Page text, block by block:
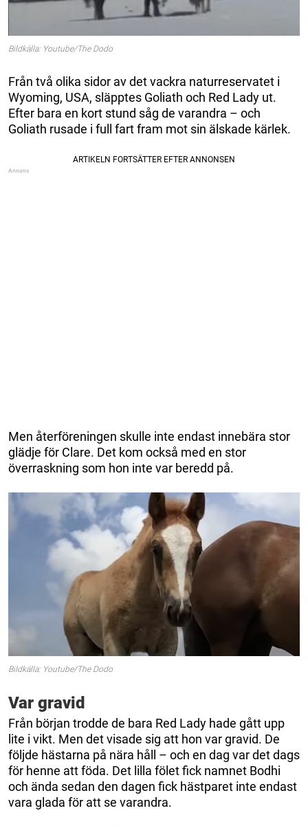
Bildkälla: Youtube/The Dodo
Från två olika sidor av det vackra naturreservatet i
Wyoming, USA, släpptes Goliath och Red Lady ut.
Efter bara en kort stund såg de varandra – och
Goliath rusade i full fart fram mot sin älskade kärlek.
Men återföreningen skulle inte endast innebära stor
glädje för Clare. Det kom också med en stor
överraskning som hon inte var beredd på.
Bildkälla: Youtube/The Dodo
Var gravid
Från början trodde de bara Red Lady hade gått upp
lite i vikt. Men det visade sig att hon var gravid. De
följde hästarna på nära håll – och en dag var det dags
för henne att föda. Det lilla fölet fick namnet Bodhi
och ända sedan den dagen fick hästparet inte endast
vara glada för att se varandra.